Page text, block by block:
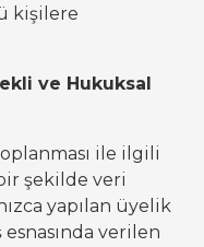
kişilere
ve Hukuksal
ile ilgili
şekilde veri
yapılan üyelik
verilen